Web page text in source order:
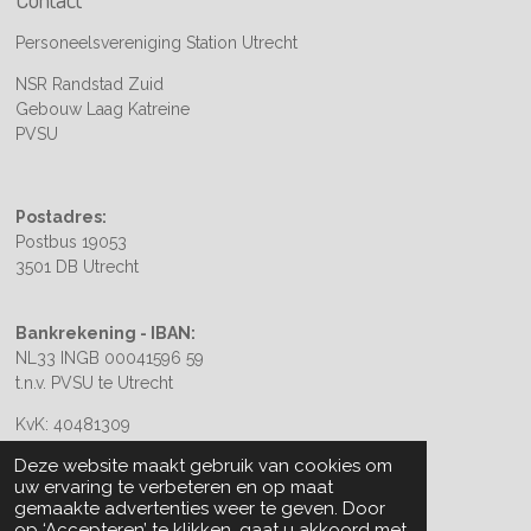
Deze website maakt gebruik van cookies om
uw ervaring te verbeteren en op maat
gemaakte advertenties weer te geven. Door
Personeelsvereniging Station Utrecht
NSR Randstad Zuid
Gebouw Laag Katreine
PVSU
Postadres:
Postbus 19053
3501 DB Utrecht
Bankrekening - IBAN:
NL33 INGB 00041596 59
t.n.v. PVSU te Utrecht
KvK: 40481309